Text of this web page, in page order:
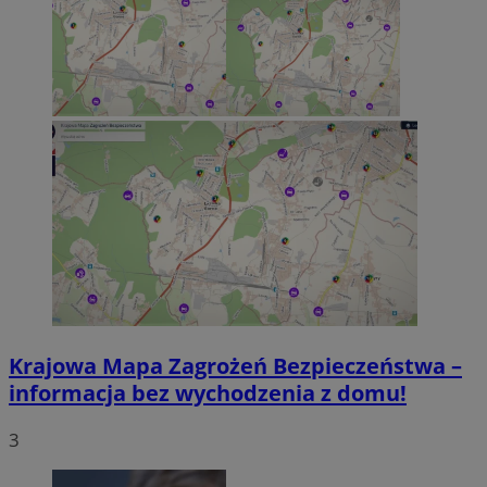
Krajowa Mapa Zagrożeń Bezpieczeństwa –
informacja bez wychodzenia z domu!
3
VISITOR_PRIVACY_METADATA
YouTube
.youtube.com
Google Privacy Policy